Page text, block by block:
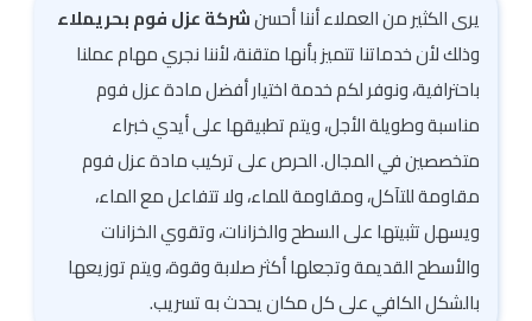
يرى الكثير من العملاء أننا أحسنشركة عزل فوم بحريملاء
وذلك لأن خدماتنا تتميز بأنها متقنة، لأننا نجري مهام عملنا
باحترافية، ونوفر لكم خدمة اختيار أفضل مادة عزل فوم
مناسبة وطويلة الأجل، ويتم تطبيقها على أيدي خبراء
متخصصين في المجال. الحرص على تركيب مادة عزل فوم
مقاومة للتآكل، ومقاومة للماء، ولا تتفاعل مع الماء،
ويسهل تثبيتها على السطح والخزانات، وتقوي الخزانات
والأسطح القديمة وتجعلها أكثر صلابة وقوة، ويتم توزيعها
بالشكل الكافي على كل مكان يحدث به تسريب.